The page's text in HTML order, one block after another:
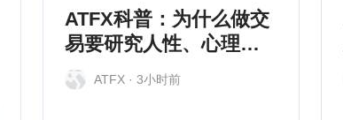
ATFX科普：为什么做交
易要研究人性、心理、
情绪？
ATFX · 3小时前